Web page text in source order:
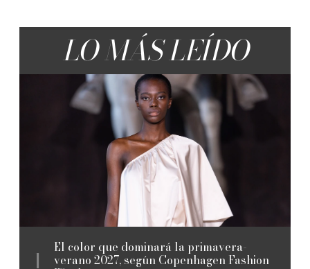
LO MÁS LEÍDO
El color que dominará la primavera-
verano 2027, según Copenhagen Fashion